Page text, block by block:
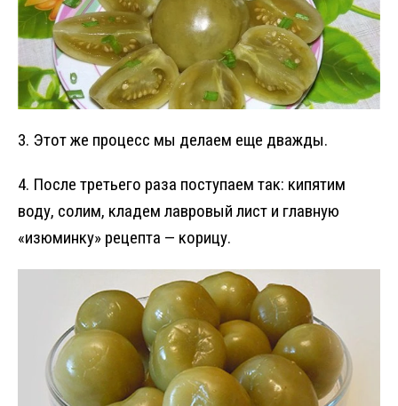
3. Этот же процесс мы делаем еще дважды.
4. После третьего раза поступаем так: кипятим
воду, солим, кладем лавровый лист и главную
«изюминку» рецепта — корицу.